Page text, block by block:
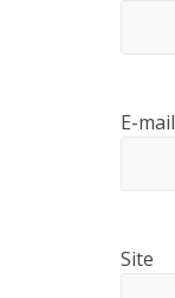
E-mail
Site